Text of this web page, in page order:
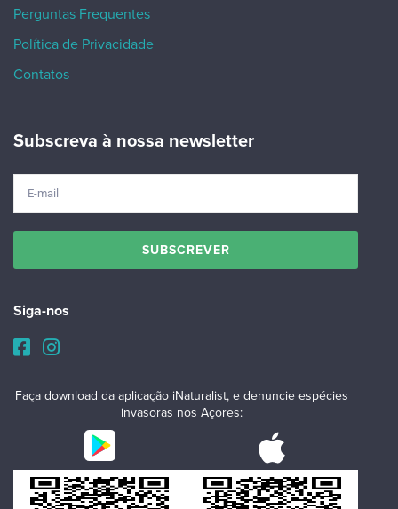
Perguntas Frequentes
Política de Privacidade
Contatos
Subscreva à nossa newsletter
Siga-nos
Faça download da aplicação iNaturalist, e denuncie espécies
invasoras nos Açores: